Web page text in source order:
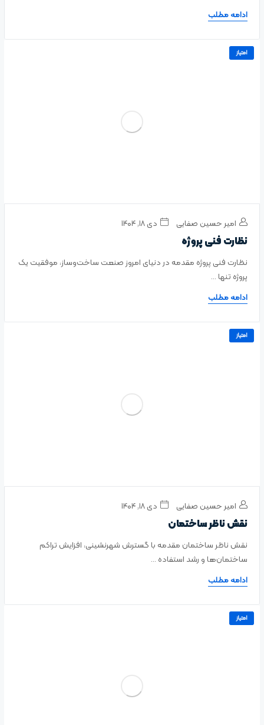
ادامه مطلب
امتیاز
امیر حسین صفایی دی ۱۸, ۱۴۰۴
نظارت فنی پروژه
نظارت فنی پروژه مقدمه در دنیای امروز صنعت ساخت‌وساز، موفقیت یک
پروژه تنها ...
ادامه مطلب
امتیاز
امیر حسین صفایی دی ۱۸, ۱۴۰۴
نقش ناظر ساختمان
نقش ناظر ساختمان مقدمه با گسترش شهرنشینی، افزایش تراکم
ساختمان‌ها و رشد استفاده ...
ادامه مطلب
امتیاز